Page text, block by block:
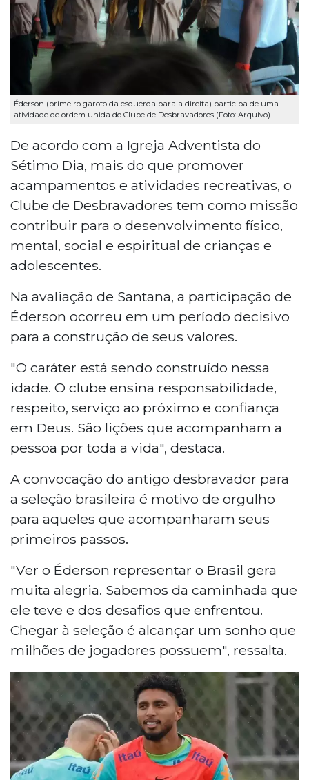
Éderson (primeiro garoto da esquerda para a direita) participa de uma
atividade de ordem unida do Clube de Desbravadores (Foto: Arquivo)
De acordo com a Igreja Adventista do
Sétimo Dia, mais do que promover
acampamentos e atividades recreativas, o
Clube de Desbravadores tem como missão
contribuir para o desenvolvimento físico,
mental, social e espiritual de crianças e
adolescentes.
Na avaliação de Santana, a participação de
Éderson ocorreu em um período decisivo
para a construção de seus valores.
"O caráter está sendo construído nessa
idade. O clube ensina responsabilidade,
respeito, serviço ao próximo e confiança
em Deus. São lições que acompanham a
pessoa por toda a vida", destaca.
A convocação do antigo desbravador para
a seleção brasileira é motivo de orgulho
para aqueles que acompanharam seus
primeiros passos.
"Ver o Éderson representar o Brasil gera
muita alegria. Sabemos da caminhada que
ele teve e dos desafios que enfrentou.
Chegar à seleção é alcançar um sonho que
milhões de jogadores possuem", ressalta.